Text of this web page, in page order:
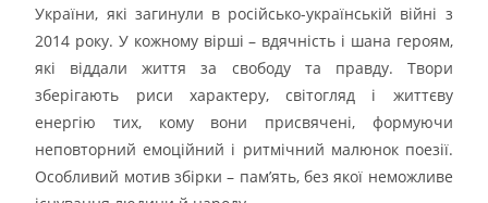
України, які загинули в російсько-українській війні з
2014 року. У кожному вірші – вдячність і шана героям,
які віддали життя за свободу та правду. Твори
зберігають риси характеру, світогляд і життєву
енергію тих, кому вони присвячені, формуючи
неповторний емоційний і ритмічний малюнок поезії.
Особливий мотив збірки – пам’ять, без якої неможливе